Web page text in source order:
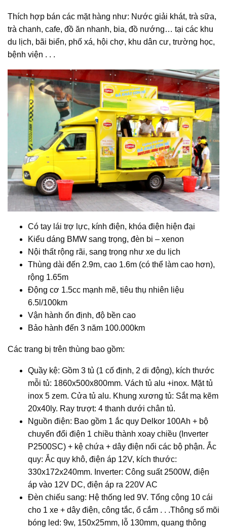
Thích hợp bán các mặt hàng như: Nước giải khát, trà sữa,
trà chanh, cafe, đồ ăn nhanh, bia, đồ nướng… tại các khu
du lịch, bãi biển, phố xá, hội chợ, khu dân cư, trường học,
bệnh viện . . .
Có tay lái trợ lực, kính điện, khóa điện hiện đại
Kiểu dáng BMW sang trọng, đèn bi – xenon
Nội thất rộng rãi, sang trọng như xe du lịch
Thùng dài đến 2.9m, cao 1.6m (có thể làm cao hơn),
rộng 1.65m
Động cơ 1.5cc mạnh mẽ, tiêu thụ nhiên liệu
6.5l/100km
Vận hành ổn định, độ bền cao
Bảo hành đến 3 năm 100.000km
Các trang bị trên thùng bao gồm:
Quầy kệ: Gồm 3 tủ (1 cố định, 2 di động), kích thước
mỗi tủ: 1860x500x800mm. Vách tủ alu +inox. Mặt tủ
inox 5 zem. Cửa tủ alu. Khung xương tủ: Sắt mạ kẽm
20x40ly. Ray trượt: 4 thanh dưới chân tủ.
Nguồn điện: Bao gồm 1 ắc quy Delkor 100Ah + bộ
chuyển đổi điện 1 chiều thành xoay chiều (Inverter
P2500SC) + kệ chứa + dây điện nối các bộ phận. Ắc
quy: Ắc quy khô, điện áp 12V, kích thước:
330x172x240mm. Inverter: Công suất 2500W, điện
áp vào 12V DC, điện áp ra 220V AC
Đèn chiếu sang: Hệ thống led 9V. Tổng cộng 10 cái
cho 1 xe + dây điện, công tắc, ổ cắm . . .Thông số mõi
bóng led: 9w, 150x25mm, lỗ 130mm, quang thông